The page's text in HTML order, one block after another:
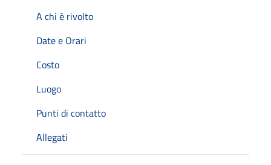
A chi è rivolto
Date e Orari
Costo
Luogo
Punti di contatto
Allegati